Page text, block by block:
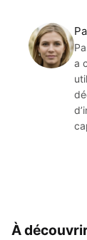
a
À